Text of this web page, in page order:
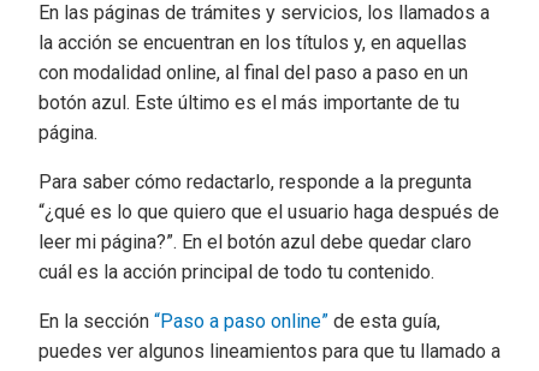
En las páginas de trámites y servicios, los llamados a
la acción se encuentran en los títulos y, en aquellas
con modalidad online, al final del paso a paso en un
botón azul. Este último es el más importante de tu
página.
Para saber cómo redactarlo, responde a la pregunta
“¿qué es lo que quiero que el usuario haga después de
leer mi página?”. En el botón azul debe quedar claro
cuál es la acción principal de todo tu contenido.
En la sección “Paso a paso online” de esta guía,
puedes ver algunos lineamientos para que tu llamado a